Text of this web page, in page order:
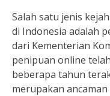
Salah satu jenis
di Indonesia adalah
dari Kementerian
penipuan online
beberapa tahun
merupakan